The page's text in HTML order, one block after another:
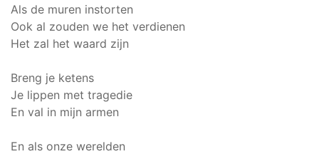
Als de muren instorten
Ook al zouden we het verdienen
Het zal het waard zijn
Breng je ketens
Je lippen met tragedie
En val in mijn armen
En als onze werelden